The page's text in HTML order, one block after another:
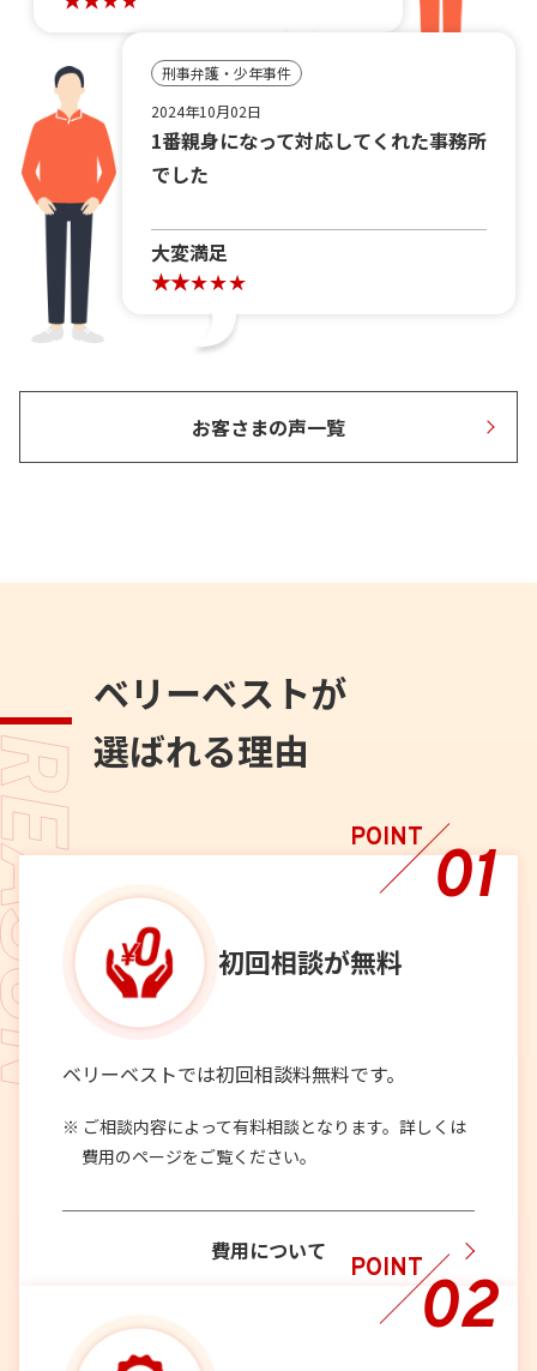
刑事弁護・少年事件
2024年10月02日
1番親身になって対応してくれた事務所
でした
大変満足
お客さまの声一覧
ベリーベストが
選ばれる理由
POINT 01
初回相談が無料
ベリーベストでは初回相談料無料です。
ご相談内容によって有料相談となります。詳しくは
費用のページをご覧ください。
費用について
POINT02